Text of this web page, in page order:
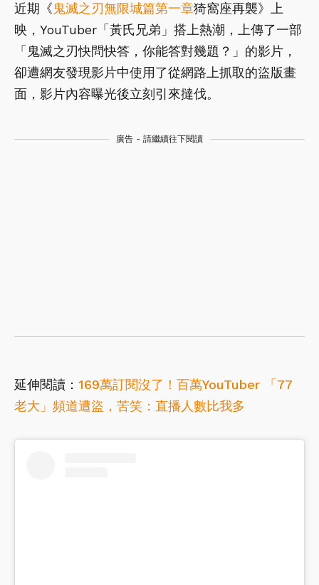
近期《鬼滅之刃無限城篇第一章猗窩座再襲》上
映，YouTuber「黃氏兄弟」搭上熱潮，上傳了一部
「鬼滅之刃快問快答，你能答對幾題？」的影片，
卻遭網友發現影片中使用了從網路上抓取的盜版畫
面，影片內容曝光後立刻引來撻伐。
廣告 - 請繼續往下閱讀
延伸閱讀： 169萬訂閱沒了！百萬YouTuber 「77
老大」頻道遭盜，苦笑：直播人數比我多